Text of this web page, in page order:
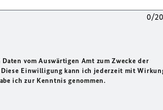
0/
vom Auswärtigen Amt zum Zwecke der
Einwilligung kann ich jederzeit mit
ich zur Kenntnis genommen.